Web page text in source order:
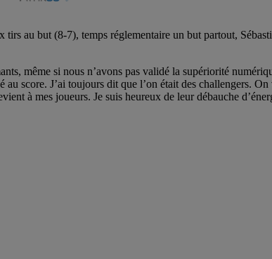
au but (8-7), temps réglementaire un but partout,
même si nous n’avons pas validé la supériorité
score. J’ai toujours dit que l’on était des challengers.
à mes joueurs. Je suis heureux de leur débauche